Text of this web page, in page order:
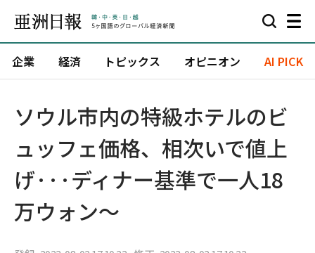
企業 経済 トピックス オピニオン AI PICK
ソウル市内の特級ホテルのビ
ュッフェ価格、相次いで値上
げ···ディナー基準で一人18
万ウォン～